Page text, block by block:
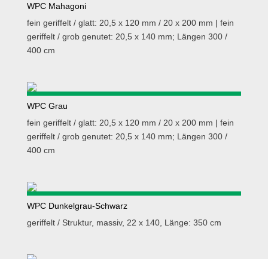
WPC Mahagoni
fein geriffelt / glatt: 20,5 x 120 mm / 20 x 200 mm | fein
geriffelt / grob genutet: 20,5 x 140 mm; Längen 300 /
400 cm
WPC Grau
fein geriffelt / glatt: 20,5 x 120 mm / 20 x 200 mm | fein
geriffelt / grob genutet: 20,5 x 140 mm; Längen 300 /
400 cm
WPC Dunkelgrau-Schwarz
geriffelt / Struktur, massiv, 22 x 140, Länge: 350 cm